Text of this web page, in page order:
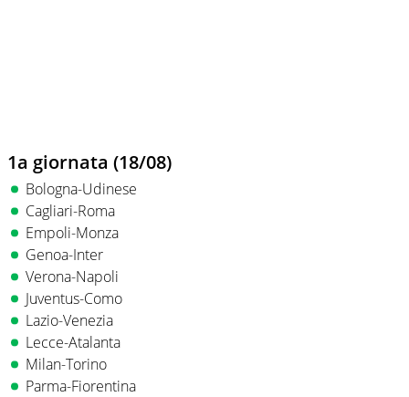
1a giornata (18/08)
Bologna-Udinese
Cagliari-Roma
Empoli-Monza
Genoa-Inter
Verona-Napoli
Juventus-Como
Lazio-Venezia
Lecce-Atalanta
Milan-Torino
Parma-Fiorentina